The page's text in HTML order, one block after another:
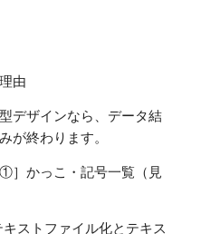
由
デザインなら、データ結
が終わります。
］かっこ・記号一覧（見
ストファイル化とテキス